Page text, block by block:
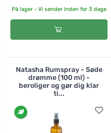
På lager - Vi sender inden for 3 dage
Natasha Rumspray - Søde
drømme (100 ml) -
beroliger og gør dig klar
ti...